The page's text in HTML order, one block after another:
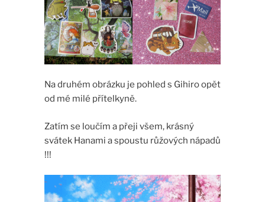
Na druhém obrázku je pohled s Gihiro opět
od mé milé přítelkyně.
Zatím se loučím a přeji všem, krásný
svátek Hanami a spoustu růžových nápadů
!!!